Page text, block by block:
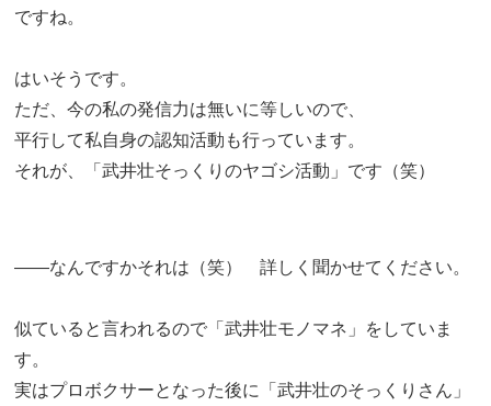
ですね。
はいそうです。
ただ、今の私の発信力は無いに等しいので、
平行して私自身の認知活動も行っています。
それが、「武井壮そっくりのヤゴシ活動」です（笑）
――なんですかそれは（笑） 詳しく聞かせてください。
似ていると言われるので「武井壮モノマネ」をしていま
す。
実はプロボクサーとなった後に「武井壮のそっくりさん」